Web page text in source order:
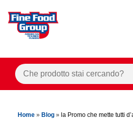
BLOG
Home » Blog » la Promo che mette tutti